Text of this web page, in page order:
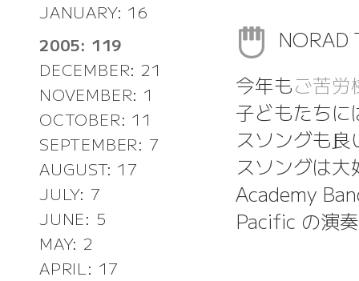
JANUARY: 16
2005: 119
DECEMBER: 21
NOVEMBER: 1
OCTOBER: 11
SEPTEMBER: 7
AUGUST: 17
JULY: 7
JUNE: 5
MAY: 2
APRIL: 17
今年もご苦労
子どもたちに
スソングも
スソングは
Academy
Pacific の演